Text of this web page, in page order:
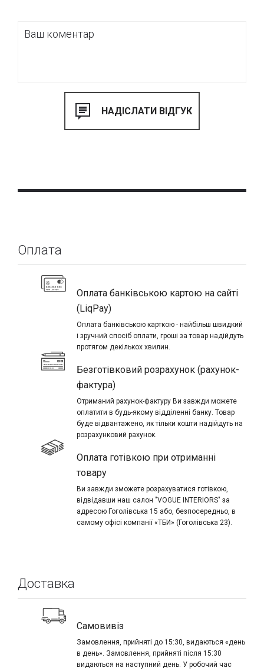
Оплата
Оплата банківською картою на сайті
(LiqPay)
Оплата банківською карткою - найбільш швидкий
і зручний спосіб оплати, гроші за товар надійдуть
протягом декількох хвилин.
Безготівковий розрахунок (рахунок-
фактура)
Отриманий рахунок-фактуру Ви завжди можете
оплатити в будь-якому відділенні банку. Товар
буде відвантажено, як тільки кошти надійдуть на
розрахунковий рахунок.
Оплата готівкою при отриманні
товару
Ви завжди зможете розрахуватися готівкою,
відвідавши наш салон "VOGUE INTERIORS" за
адресою Гоголівська 15 або, безпосередньо, в
самому офісі компанії «ТБИ» (Гоголівська 23).
Доставка
Самовивіз
Замовлення, прийняті до 15:30, видаються «день
в день». Замовлення, прийняті після 15:30
видаються на наступний день. У робочий час